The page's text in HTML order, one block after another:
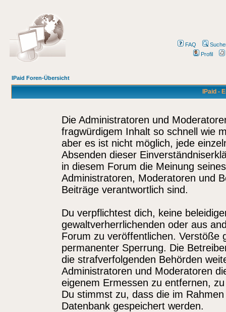
FAQ
Profil
IPaid Foren-Übersicht
IPaid -
Die Administratoren und
fragwürdigem Inhalt so schnell wie
aber es ist nicht möglich, jede
Absenden dieser
in diesem Forum die Meinung
Administratoren, Moderatoren und
Beiträge verantwortlich sind.
Du verpflichtest dich, keine
gewaltverherrlichenden oder aus
Forum zu veröffentlichen. Verstöße
permanenter Sperrung. Die
die strafverfolgenden Behörden
Administratoren und Moderatoren
eigenem Ermessen zu entfernen,
Du stimmst zu, dass die im
Datenbank gespeichert werden.